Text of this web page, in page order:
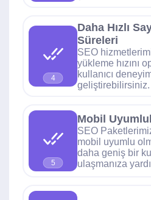
4
Daha Hızlı
Süreleri
SEO
yükleme hızını
kullanıcı
geliştirebilirsiniz.
5
Mobil
SEO
mobil uyumlu
daha geniş bir
ulaşmanıza